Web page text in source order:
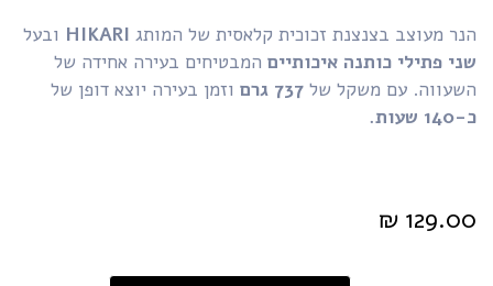
מעוצב בצנצנת זכוכית קלאסית של המותגHIKARI ובעל
פתילי כותנה איכותייםהמבטיחים בעירה אחידה של
עם משקל של737 גרם
וזמן בעירה יוצא דופן של
₪